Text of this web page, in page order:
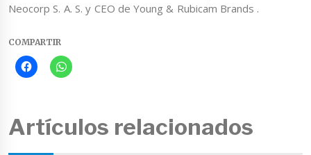
Neocorp S. A. S. y CEO de Young & Rubicam Brands .
COMPARTIR
Artículos relacionados